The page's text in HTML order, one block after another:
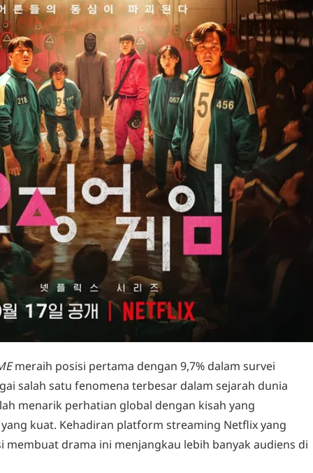
meraih posisi pertama dengan 9,7% dalam survei
salah satu fenomena terbesar dalam sejarah dunia
menarik perhatian global dengan kisah yang
kuat. Kehadiran platform streaming Netflix yang
drama ini menjangkau lebih banyak audiens di